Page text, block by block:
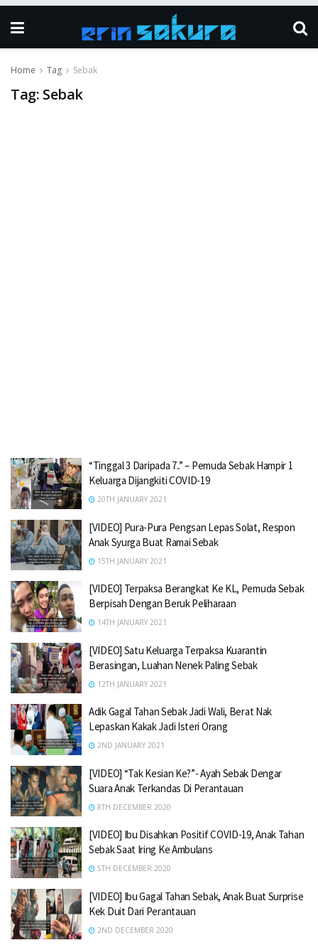
Home Tag Sebak
Tag: Sebak
“Tinggal 3 Daripada 7..” – Pemuda Sebak Hampir 1
Keluarga Dijangkiti COVID-19
20TH JANUARY 2021
[VIDEO] Pura-Pura Pengsan Lepas Solat, Respon
Anak Syurga Buat Ramai Sebak
15TH JANUARY 2021
[VIDEO] Terpaksa Berangkat Ke KL, Pemuda Sebak
Berpisah Dengan Beruk Peliharaan
14TH JANUARY 2021
[VIDEO] Satu Keluarga Terpaksa Kuarantin
Berasingan, Luahan Nenek Paling Sebak
12TH JANUARY 2021
Adik Gagal Tahan Sebak Jadi Wali, Berat Nak
Lepaskan Kakak Jadi Isteri Orang
2ND JANUARY 2021
[VIDEO] “Tak Kesian Ke?”- Ayah Sebak Dengar
Suara Anak Terkandas Di Perantauan
8TH DECEMBER 2020
[VIDEO] Ibu Disahkan Positif COVID-19, Anak Tahan
Sebak Saat Iring Ke Ambulans
5TH DECEMBER 2020
[VIDEO] Ibu Gagal Tahan Sebak, Anak Buat Surprise
Kek Duit Dari Perantauan
2ND DECEMBER 2020